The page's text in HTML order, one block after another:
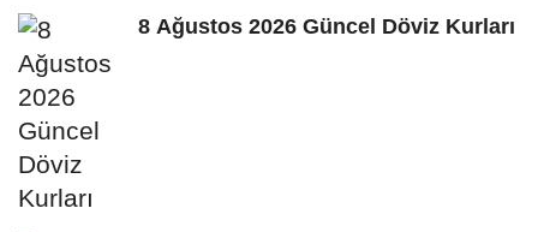
8 Ağustos 2026 Güncel Döviz Kurları